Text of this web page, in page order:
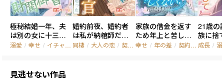
極秘結婚一年、夫
は別の女に十三回
ネクタイを結んだ――
待った隣の財閥御
曹司
溺愛 / 幸せ / イチャイチャ
婚約前夜、婚約者
は私が納棺師だか
ら縁起が悪いと浮
同棲 / 大人の恋 / 契約関係
家族の借金を返す
ため年上と苦しい
契約結婚をするこ
幸せ / 年の差 / 契約関係
21歳の
族に捨
京で一
成長 / 溺
見逃せない作品